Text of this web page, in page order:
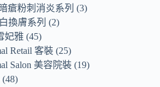
瘡粉刺消炎系列
3
換膚系列
2
妃雅 45
Retail 客裝 25
Salon 美容院裝 19
48